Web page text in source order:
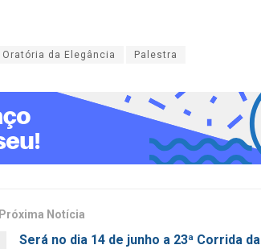
Oratória da Elegância Palestra
Próxima Notícia
Será no dia 14 de junho a 23ª Corrida da